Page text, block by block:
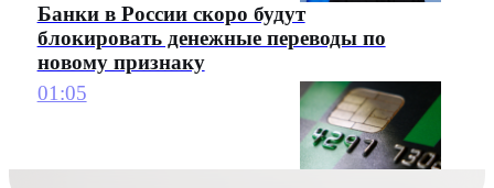
Банки в России скоро будут
блокировать денежные переводы по
новому признаку
01:05